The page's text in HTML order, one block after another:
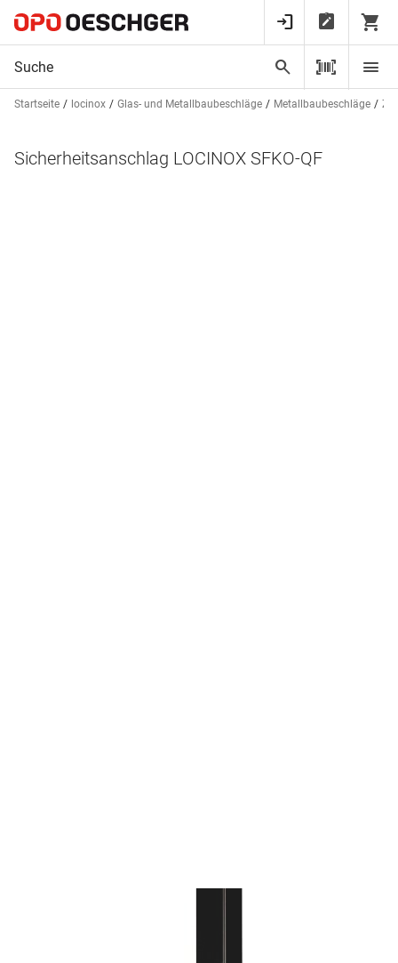
Startseite locinox Glas- und Metallbaubeschläge Metallbaubeschläge
Sicherheitsanschlag LOCINOX SFKO-QF